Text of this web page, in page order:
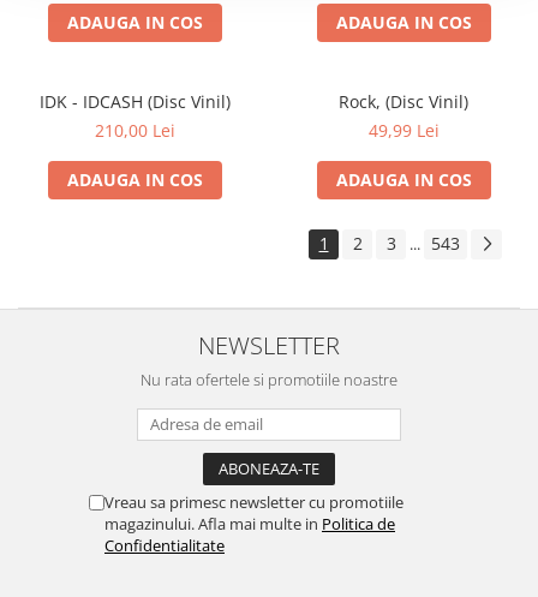
ADAUGA IN COS ADAUGA IN COS
IDK - IDCASH (Disc Vinil)
210,00 Lei
ADAUGA IN COS
Rock, (Disc Vinil)
49,99 Lei
ADAUGA IN COS
1 2 3 ... 543
NEWSLETTER
Nu rata ofertele si promotiile noastre
Vreau sa primesc newsletter cu promotiile
magazinului. Afla mai multe in Politica de
Confidentialitate